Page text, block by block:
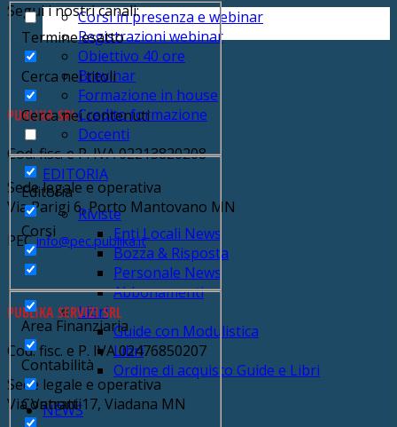
Corsi in presenza e webinar
Registrazioni webinar
Obiettivo 40 ore
Brevinar
Formazione in house
Credito formazione
Docenti
EDITORIA
Riviste
Enti Locali News
Bozza & Risposta
Personale News
Abbonamenti
Libri
Guide con Modulistica
Libri
Ordine di acquisto Guide e Libri
NEWS
Termine esatto
Cerca nei titoli
Cerca nei contenuti
Editoria
Corsi
Area Finanziaria
Contabilità
Contratti
Segui i nostri canali:
PUBLIKA SRL
Cod. fisc. e P. IVA 02213820208
Sede legale e operativa
Via Parigi 6, Porto Mantovano MN
PECinfo@pec.publika.it
PUBLIKA SERVIZI SRL
Cod. fisc. e P. IVA 02476850207
Sede legale e operativa
Via Vanoni 17, Viadana MN